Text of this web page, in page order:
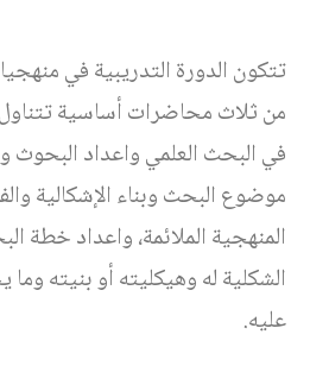
تتكون الدورة التدريبية في
من ثلاث محاضرات أساسية تتناول
في البحث العلمي واعداد البحوث
موضوع البحث وبناء الإشكالية
المنهجية الملائمة، واعداد خطة
الشكلية له وهيكليته أو بنيته
عليه.